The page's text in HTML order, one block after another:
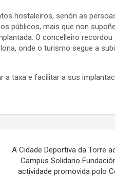
hostaleiros, senón as
públicos, mais que non
O concelleiro recordou
onde o turismo segue a
a taxa e facilitar a sus
A Cidade Deportiva da Torre
Campus Solidario
actividade promovida polo